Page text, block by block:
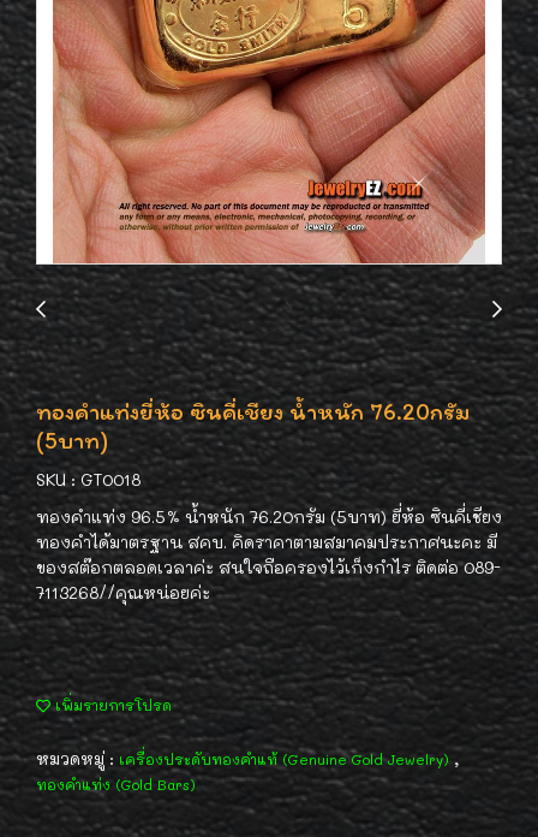
ทองคำแท่งยี่ห้อ ซินคี่เชียง น้ำหนัก 76.20กรัม
(5บาท)
SKU : GT0018
ทองคำแท่ง 96.5% น้ำหนัก 76.20กรัม (5บาท) ยี่ห้อ ซินคี่เชียง
ทองคำได้มาตรฐาน สคบ. คิดราคาตามสมาคมประกาศนะคะ มี
ของสต๊อกตลอดเวลาค่ะ สนใจถือครองไว้เก็งกำไร ติดต่อ 089-
7113268//คุณหน่อยค่ะ
เพิ่มรายการโปรด
หมวดหมู่ : เครื่องประดับทองคำแท้ (Genuine Gold Jewelry) ,
ทองคำแท่ง (Gold Bars)